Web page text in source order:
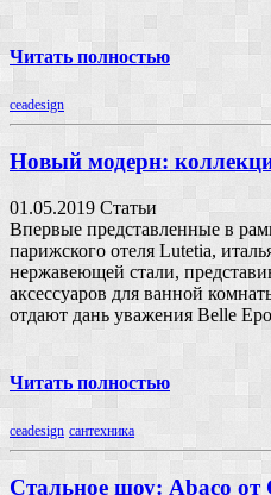
Читать полностью
ceadesign
Новый модерн:
01.05.2019 Статьи
Впервые представленные в
парижского отеля Lutetia,
нержавеющей стали,
аксессуаров для ванной
отдают дань уважения Belle
Читать полностью
ceadesign сантехника
Стальное шоу: Abaco от